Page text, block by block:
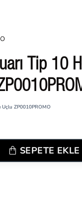
Tip 10
Uçlu ZP0010PROMO
SEPETE EKLE